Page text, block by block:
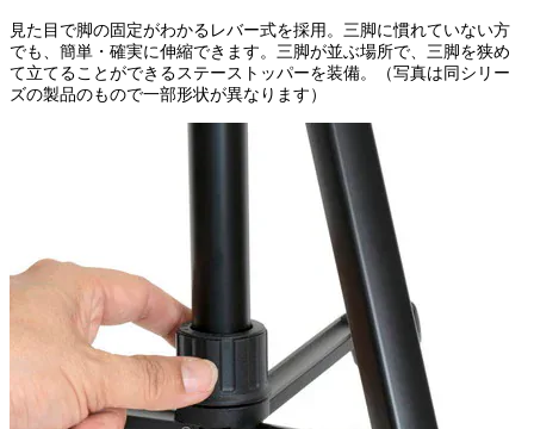
見た目で脚の固定がわかるレバー式を採用。三脚に慣れていない方
でも、簡単・確実に伸縮できます。三脚が並ぶ場所で、三脚を狭め
て立てることができるステーストッパーを装備。（写真は同シリー
ズの製品のもので一部形状が異なります）